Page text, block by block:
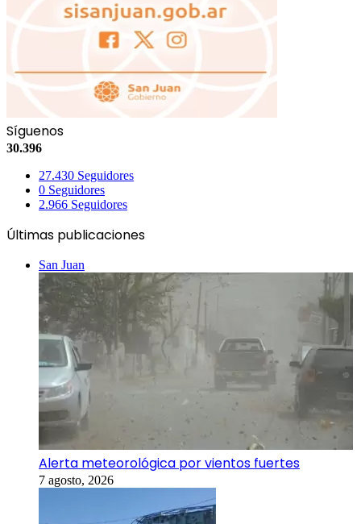
Síguenos
30.396
27.430 Seguidores
0 Seguidores
2.966 Seguidores
Últimas publicaciones
San Juan
Alerta meteorológica por vientos fuertes
7 agosto, 2026